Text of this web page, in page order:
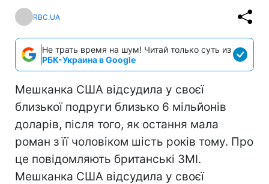
RBC.UA
Не трать время на шум! Читай только суть из
РБК-Украина в Google
Мешканка США відсудила у своєї
близької подруги близько 6 мільйонів
доларів, після того, як остання мала
роман з її чоловіком шість років тому. Про
це повідомляють британські ЗМІ.
Мешканка США відсудила у своєї